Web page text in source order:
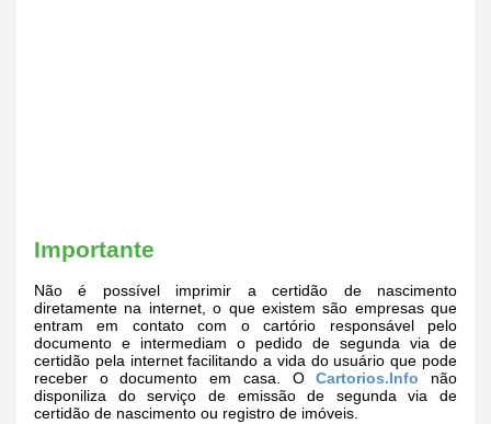
Importante
Não é possível imprimir a certidão de nascimento
diretamente na internet, o que existem são empresas que
entram em contato com o cartório responsável pelo
documento e intermediam o pedido de segunda via de
certidão pela internet facilitando a vida do usuário que pode
receber o documento em casa. OCartorios.Info não
disponiliza do serviço de emissão de segunda via de
certidão de nascimento ou registro de imóveis.